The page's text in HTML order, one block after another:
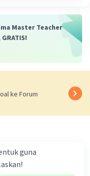
Master Teacher
ke Forum
guna